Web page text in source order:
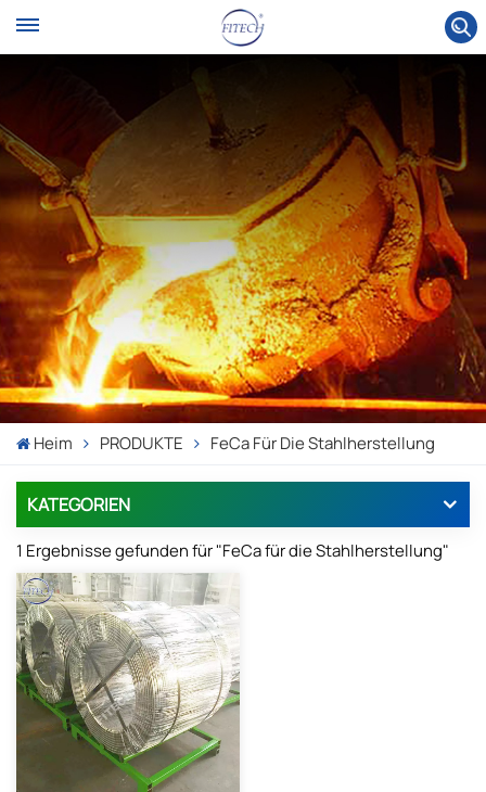
Heim PRODUKTE FeCa Für Die Stahlherstellung
KATEGORIEN
1 Ergebnisse gefunden für "FeCa für die Stahlherstellung"